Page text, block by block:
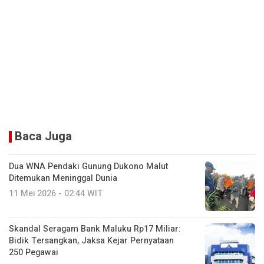
Baca Juga
Dua WNA Pendaki Gunung Dukono Malut
Ditemukan Meninggal Dunia
11 Mei 2026 - 02:44 WIT
Skandal Seragam Bank Maluku Rp17 Miliar:
Bidik Tersangkan, Jaksa Kejar Pernyataan
250 Pegawai